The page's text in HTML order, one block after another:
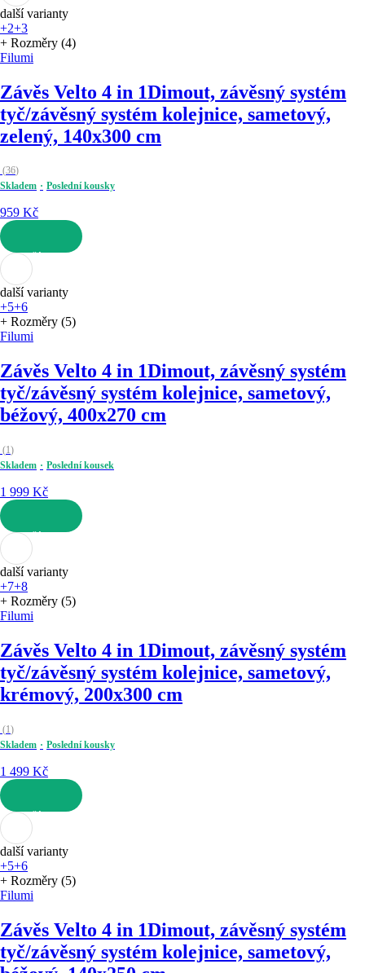
další varianty
+2+3
+ Rozměry (4)
Filumi
Závěs Velto 4 in 1Dimout, závěsný systém
tyč/závěsný systém kolejnice, sametový,
zelený, 140x300 cm
(36)
Skladem
Poslední kousky
959 Kč
DO KOŠÍKU
další varianty
+5+6
+ Rozměry (5)
Filumi
Závěs Velto 4 in 1Dimout, závěsný systém
tyč/závěsný systém kolejnice, sametový,
béžový, 400x270 cm
(1)
Skladem
Poslední kousek
1 999 Kč
DO KOŠÍKU
další varianty
+7+8
+ Rozměry (5)
Filumi
Závěs Velto 4 in 1Dimout, závěsný systém
tyč/závěsný systém kolejnice, sametový,
krémový, 200x300 cm
(1)
Skladem
Poslední kousky
1 499 Kč
DO KOŠÍKU
další varianty
+5+6
+ Rozměry (5)
Filumi
Závěs Velto 4 in 1Dimout, závěsný systém
tyč/závěsný systém kolejnice, sametový,